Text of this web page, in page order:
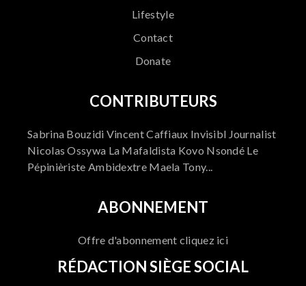
Lifestyle
Contact
Donate
CONTRIBUTEURS
Sabrina Bouzidi Vincent Caffiaux Invisibl Journalist
Nicolas Ossywa La Mafaldista Kovo Nsondé Le
Pépinièriste Ambidextre Maela Tony...
ABONNEMENT
Offre d'abonnement cliquez ici
RÉDACTION SIÈGE SOCIAL